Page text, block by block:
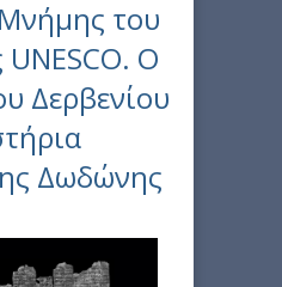
του
Ο
Δερβενίου
Δωδώνης